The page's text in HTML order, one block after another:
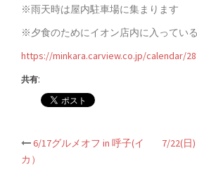
※雨天時は屋内駐車場に集まります
※夕食のためにイオン店内に入ってい
https://minkara.carview.co.jp/calendar/
共有:
投
稿
ナ
6/17グルメオフ in 呼子(イ
カ）
7/22(日